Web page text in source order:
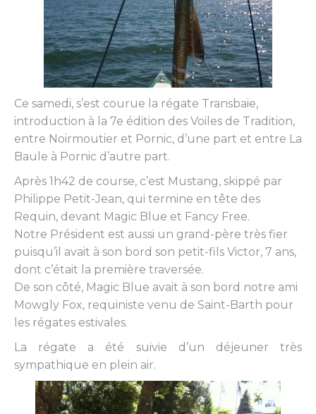
Ce samedi, s’est courue la régate Transbaie,
introduction à la 7e édition des Voiles de Tradition,
entre Noirmoutier et Pornic, d’une part et entre La
Baule à Pornic d’autre part.
Après 1h42 de course, c’est Mustang, skippé par
Philippe Petit-Jean, qui termine en tête des
Requin, devant Magic Blue et Fancy Free.
Notre Président est aussi un grand-père très fier
puisqu’il avait à son bord son petit-fils Victor, 7 ans,
dont c’était la première traversée.
De son côté, Magic Blue avait à son bord notre ami
Mowgly Fox, requiniste venu de Saint-Barth pour
les régates estivales.
La régate a été suivie d’un déjeuner très
sympathique en plein air.